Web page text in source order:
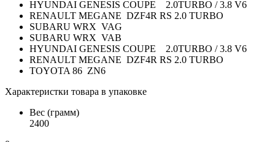
HYUNDAI GENESIS COUPE 2.0TURBO / 3.8 V6
RENAULT MEGANE DZF4R RS 2.0 TURBO
SUBARU WRX VAG
SUBARU WRX VAB
HYUNDAI GENESIS COUPE 2.0TURBO / 3.8 V6
RENAULT MEGANE DZF4R RS 2.0 TURBO
TOYOTA 86 ZN6
Характеристки товара в упаковке
Вес (грамм)
2400